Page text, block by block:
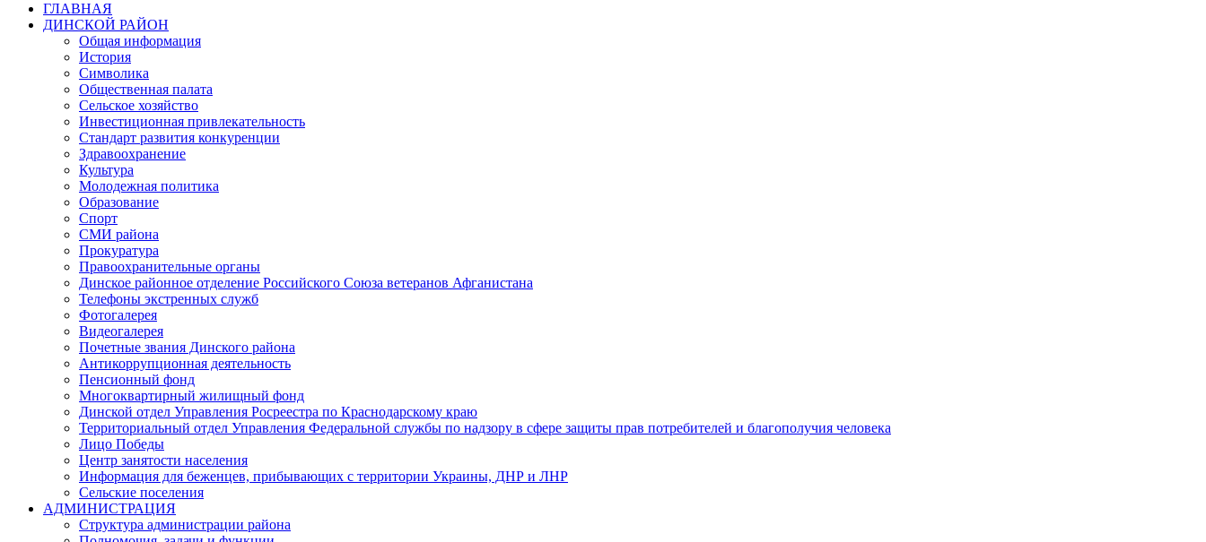
ГЛАВНАЯ
ДИНСКОЙ РАЙОН
Общая информация
История
Символика
Общественная палата
Сельское хозяйство
Инвестиционная привлекательность
Стандарт развития конкуренции
Здравоохранение
Культура
Молодежная политика
Образование
Спорт
СМИ района
Прокуратура
Правоохранительные органы
Динское районное отделение Российского Союза ветеранов Афганистана
Телефоны экстренных служб
Фотогалерея
Видеогалерея
Почетные звания Динского района
Антикоррупционная деятельность
Пенсионный фонд
Многоквартирный жилищный фонд
Динской отдел Управления Росреестра по Краснодарскому краю
Территориальный отдел Управления Федеральной службы по надзору в сфере защиты прав потребителей и благополучия человека
Лицо Победы
Центр занятости населения
Информация для беженцев, прибывающих с территории Украины, ДНР и ЛНР
Сельские поселения
АДМИНИСТРАЦИЯ
Структура администрации района